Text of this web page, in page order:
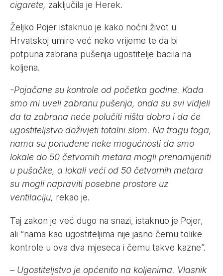
cigarete, zaključila je Herek.
Željko Pojer istaknuo je kako noćni život u
Hrvatskoj umire već neko vrijeme te da bi
potpuna zabrana pušenja ugostitelje bacila na
koljena.
-Pojačane su kontrole od početka godine. Kada
smo mi uveli zabranu pušenja, onda su svi vidjeli
da ta zabrana neće polučiti ništa dobro i da će
ugostiteljstvo doživjeti totalni slom. Na tragu toga,
nama su ponuđene neke mogućnosti da smo
lokale do 50 četvornih metara mogli prenamijeniti
u pušačke, a lokali veći od 50 četvornih metara
su mogli napraviti posebne prostore uz
ventilaciju, rekao je.
Taj zakon je već dugo na snazi, istaknuo je Pojer,
ali “nama kao ugostiteljima nije jasno čemu tolike
kontrole u ova dva mjeseca i čemu takve kazne”.
– Ugostiteljstvo je općenito na koljenima. Vlasnik